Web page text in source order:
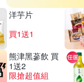
洋芋片
買1送1
熊津黑蔘飲 買
1送2
限搶超值組